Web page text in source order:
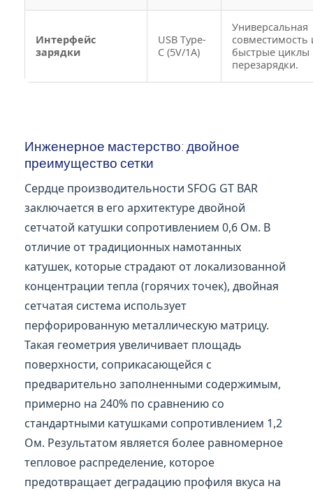
Интерфейс
зарядки
USB Type-
C (5V/1A)
Универсальная
совместимость
быстрые циклы
перезарядки.
Инженерное мастерство: двойное
преимущество сетки
Сердце производительности SFOG GT BAR
заключается в его архитектуре двойной
сетчатой катушки сопротивлением 0,6 Ом. В
отличие от традиционных намотанных
катушек, которые страдают от локализованной
концентрации тепла (горячих точек), двойная
сетчатая система использует
перфорированную металлическую матрицу.
Такая геометрия увеличивает площадь
поверхности, соприкасающейся с
предварительно заполненными содержимым,
примерно на 240% по сравнению со
стандартными катушками сопротивлением 1,2
Ом. Результатом является более равномерное
тепловое распределение, которое
предотвращает деградацию профиля вкуса на